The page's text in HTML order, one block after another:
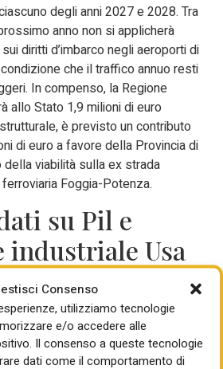
Consenso
utilizziamo tecnologie
e/o accedere alle
Il consenso a queste tecnologie
dati come il comportamento di
degli anni 2027 e 2028. Tra
anno non si applicherà
diritti d’imbarco negli aeroporti di
che il traffico annuo resti
In compenso, la Regione
allo Stato 1,9 milioni di euro
è previsto un contributo
di euro a favore della Provincia di
viabilità sulla ex strada
Foggia-Potenza.
su Pil e
industriale Usa
il calendario registra pochi
I principali dati macroeconomici
segnalare martedi’ il Pil che nel
crescere del 3,2% annualizzato,
alla tenuta dei consumi